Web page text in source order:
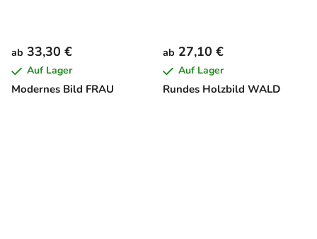
Modernes Bild FRAU
ab 33,30 €
Auf Lager
Rundes Holzbild WALD
ab 27,10 €
Auf Lager